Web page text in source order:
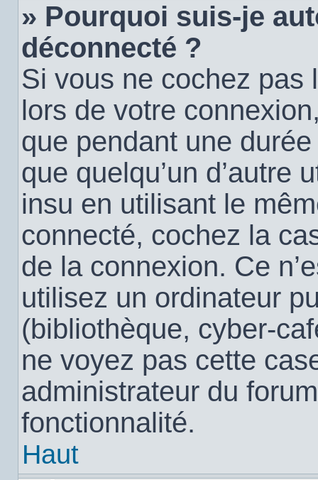
» Pourquoi suis-je
déconnecté ?
Si vous ne cochez
lors de votre
que pendant une
que quelqu’un d’autre
insu en utilisant le
connecté, cochez la
de la connexion. Ce
utilisez un ordinateur
(bibliothèque, cyber-
ne voyez pas cette
administrateur du
fonctionnalité.
Haut